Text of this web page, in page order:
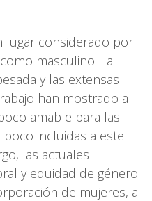
lugar considerado por
masculino. La
y las extensas
han mostrado a
amable para las
incluidas a este
las actuales
y equidad de género
de mujeres, a